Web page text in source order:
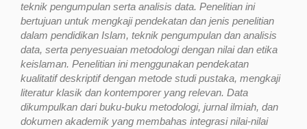
teknik pengumpulan serta analisis data. Penelitian ini
bertujuan untuk mengkaji pendekatan dan jenis penelitian
dalam pendidikan Islam, teknik pengumpulan dan analisis
data, serta penyesuaian metodologi dengan nilai dan etika
keislaman. Penelitian ini menggunakan pendekatan
kualitatif deskriptif dengan metode studi pustaka, mengkaji
literatur klasik dan kontemporer yang relevan. Data
dikumpulkan dari buku-buku metodologi, jurnal ilmiah, dan
dokumen akademik yang membahas integrasi nilai-nilai